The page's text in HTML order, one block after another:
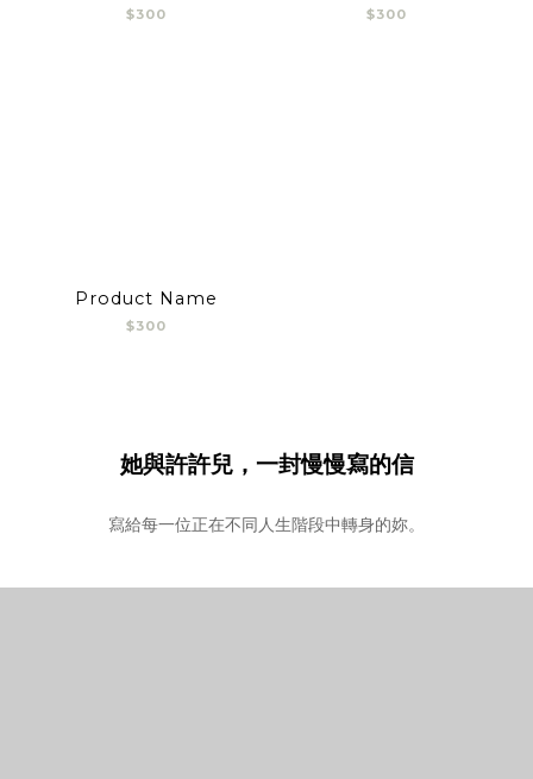
$300 $300
Product Name
$300
她與許許兒，一封慢慢寫的信
寫給每一位正在不同人生階段中轉身的妳。